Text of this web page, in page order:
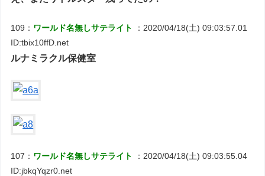
109： ワールド名無しサテライト
：2020/04/18(土) 09:03:57.01
ID:tbix10ffD.net
ルナミラクル保健室
107： ワールド名無しサテライト
：2020/04/18(土) 09:03:55.04
ID:jbkqYqzr0.net